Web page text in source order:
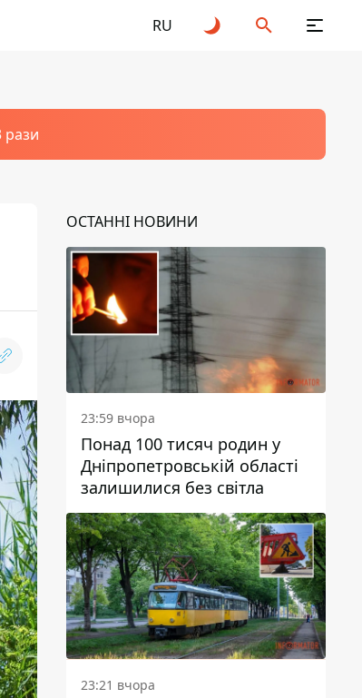
RU
рази
ОСТАННІ НОВИНИ
23:59 вчора
Понад 100 тисяч родин у
Дніпропетровській області
залишилися без світла
23:21 вчора